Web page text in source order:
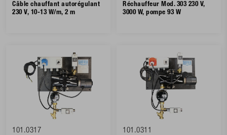
Câble chauffant autorégulant
230 V, 10-13 W/m, 2 m
Réchauffeur Mod. 303 230 V,
3000 W, pompe 93 W
101.0317 101.0311